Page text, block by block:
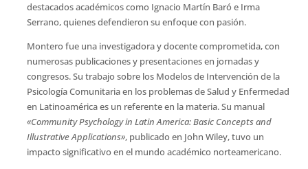
destacados académicos como Ignacio Martín Baró e Irma
Serrano, quienes defendieron su enfoque con pasión.
Montero fue una investigadora y docente comprometida, con
numerosas publicaciones y presentaciones en jornadas y
congresos. Su trabajo sobre los Modelos de Intervención de la
Psicología Comunitaria en los problemas de Salud y Enfermedad
en Latinoamérica es un referente en la materia. Su manual
«Community Psychology in Latin America: Basic Concepts and
Illustrative Applications», publicado en John Wiley, tuvo un
impacto significativo en el mundo académico norteamericano.